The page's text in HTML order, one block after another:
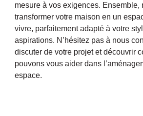
mesure à vos exigences. Ensemble,
transformer votre maison en un
vivre, parfaitement adapté à votre
aspirations. N’hésitez pas à nous
discuter de votre projet et découvrir
pouvons vous aider dans
espace.